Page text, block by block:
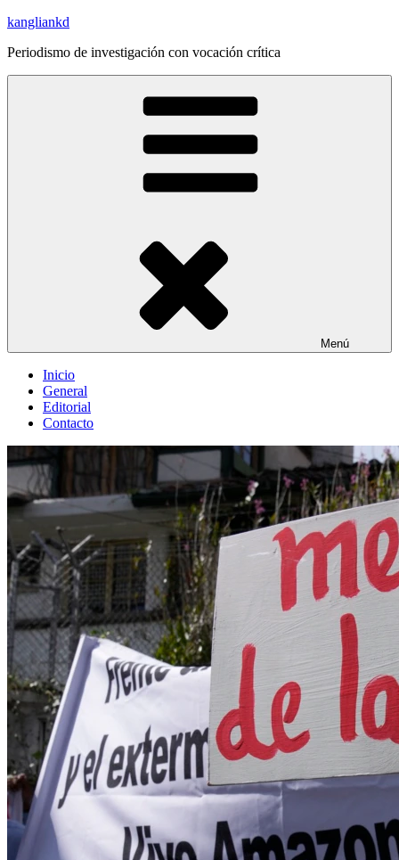
Saltar
contenido
kangliankd
Periodismo de investigación con vocación crítica
Menú
Inicio
General
Editorial
Contacto